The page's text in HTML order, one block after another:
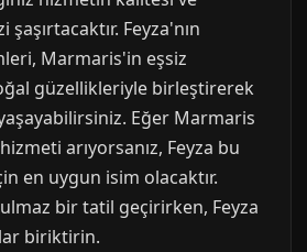
Feyza'nın
Marmaris'in eşsiz
güzellikleriyle birleştirerek
Eğer Marmaris
arıyorsanız, Feyza bu
en uygun isim olacaktır.
bir tatil geçirirken, Feyza
biriktirin.